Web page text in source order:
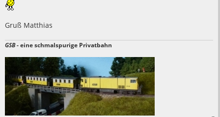
Gruß Matthias
GSB- eine schmalspurige Privatbahn